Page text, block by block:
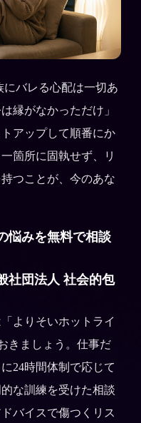
にバレる心配は一切あ
縁がなかっただけ」
アップして順番にか
箇所に固執せず、リ
つことが、今のあな
悩みを無料で相談
社団法人 社会的包
よりそいホットライ
きましょう。仕事だ
24時間体制で応じて
な訓練を受けた相談
バイスで傷つくリス